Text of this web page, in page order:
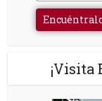
¡Visita